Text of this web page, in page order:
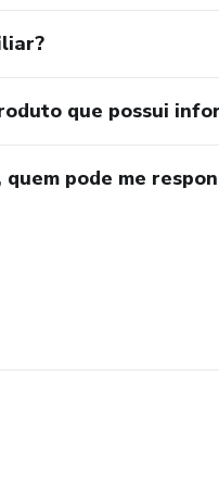
que possui
pode me